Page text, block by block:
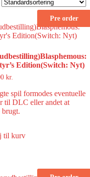
Pre order
Edition(Switch: Nyt)
kr.
spil formodes eventuelle
til DLC eller andet at
til kurv